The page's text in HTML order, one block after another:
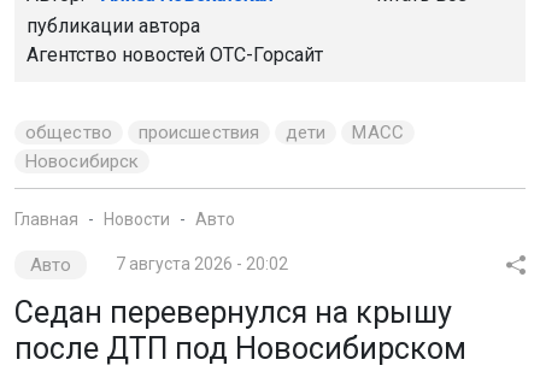
публикации автора
Агентство новостей ОТС-Горсайт
общество происшествия дети
МАСС
Новосибирск
Главная Новости Авто
Авто 7 августа 2026 - 20:02
Седан перевернулся на крышу
после ДТП под Новосибирском